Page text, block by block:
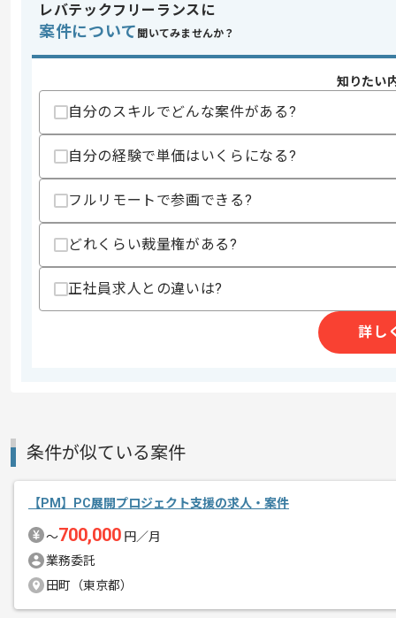
スキルに不安がある方へ
上記に似た経験やスキルをお持ちであれば申
精算・お支払い
精算基準時間
140時間〜180時間
支払いサイト
15日
その他募集要項
募集人数
作業開始日
2019/03/04
自身で考え自走できる方におすすめです
レバテックフリーランスに
案件について 聞いてみませんか？
知りたい
自分のスキルでどんな案件がある?
自分の経験で単価はいくらになる?
フルリモートで参画できる?
どれくらい裁量権がある?
正社員求人との違いは?
詳し
条件が似ている案件
【PM】PC展開プロジェクト支援の求人・案件
〜700,000 円／月
業務委託
田町（東京都）